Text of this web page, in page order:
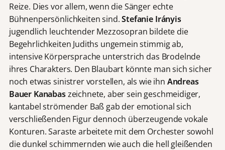
Reize. Dies vor allem, wenn die Sänger echte
Bühnenpersönlichkeiten sind.Stefanie Irányis
jugendlich leuchtender Mezzosopran bildete die
Begehrlichkeiten Judiths ungemein stimmig ab,
intensive Körpersprache unterstrich das Brodelnde
ihres Charakters. Den Blaubart könnte man sich sicher
noch etwas sinistrer vorstellen, als wie ihn Andreas
Bauer Kanabaszeichnete, aber sein geschmeidiger,
kantabel strömender Baß gab der emotional sich
verschließenden Figur dennoch überzeugende vokale
Konturen. Saraste arbeitete mit dem Orchester sowohl
die dunkel schimmernden wie auch die hell gleißenden